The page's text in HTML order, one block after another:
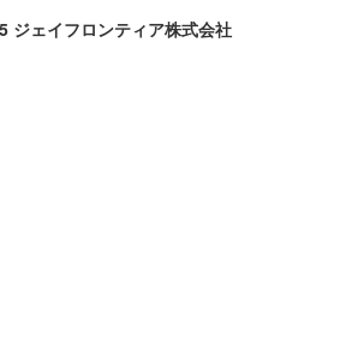
ジェイフロンティア株式会社